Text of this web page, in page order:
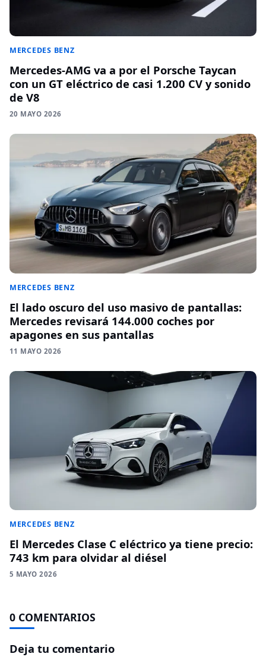
MERCEDES BENZ
Mercedes-AMG va a por el Porsche Taycan
con un GT eléctrico de casi 1.200 CV y sonido
de V8
20 MAYO 2026
MERCEDES BENZ
El lado oscuro del uso masivo de pantallas:
Mercedes revisará 144.000 coches por
apagones en sus pantallas
11 MAYO 2026
MERCEDES BENZ
El Mercedes Clase C eléctrico ya tiene precio:
743 km para olvidar al diésel
5 MAYO 2026
0 COMENTARIOS
Deja tu comentario